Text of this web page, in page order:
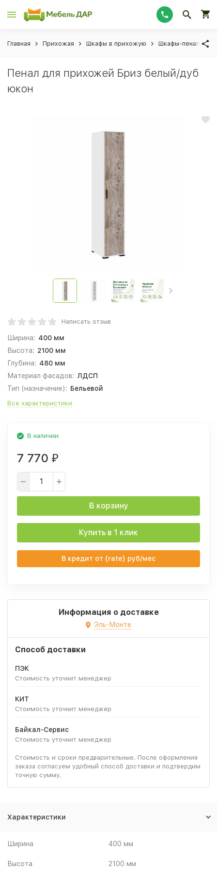
Главная Прихожая Шкафы в прихожую Шкафы-пеналы в
Пенал для прихожей Бриз белый/дуб
юкон
Написать отзыв
Ширина: 400 мм
Высота: 2100 мм
Глубина: 480 мм
Материал фасадов: ЛДСП
Тип (назначение): Бельевой
Все характеристики
В наличии
7 770 ₽
В корзину
Купить в 1 клик
В кредит от {rate} руб/мес
Информация о доставке
Эль-Монте
Способ доставки
ПЭК
Стоимость уточнит менеджер
КИТ
Стоимость уточнит менеджер
Байкал-Сервис
Стоимость уточнит менеджер
Стоимость и сроки предварительные. После оформления
заказа согласуем удобный способ доставки и подтвердим
точную сумму.
Характеристики
Ширина 400 мм
Высота 2100 мм